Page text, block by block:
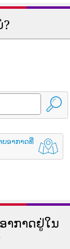
ອາກາດທີ່
າກາດຢູ່ໃນ